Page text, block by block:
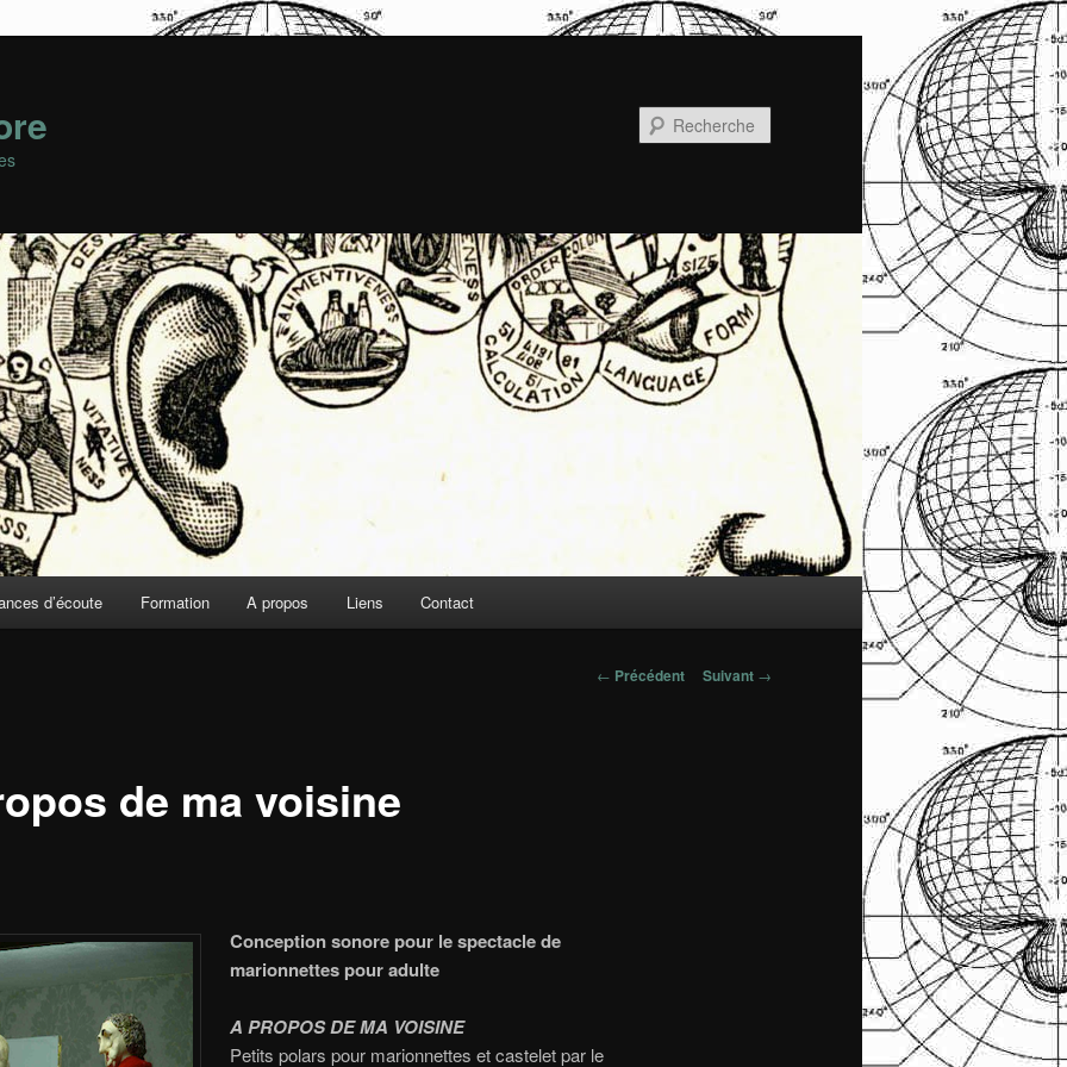
d’écoute Formation A propos Liens Contact
Navigation
← Précédent Suivant →
de ma voisine
Conception sonore pour le spectacle de
marionnettes pour adulte
A PROPOS DE MA VOISINE
Petits polars pour marionnettes et castelet par le